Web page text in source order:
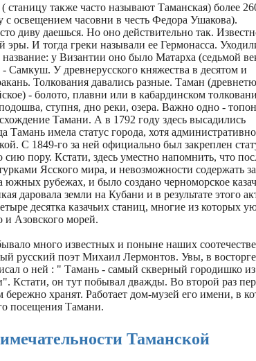
также часто называют Таманская) более
с освещением часовни в честь Федора Ушакова).
диву даешься. Но оно действительно так.
эры. И тогда греки называли ее Гермонасса.
название: у Византии оно было Матарха (седьмой
Самкуш. У древнерусского княжества в десятом и
Толкования давались разные. Таман
- болото, плавни или в кабардинском
ступня, дно реки, озера. Важно одно -
Тамани. А в 1792 году здесь высадились
Тамань имела статус города, хотя
С 1849-го за ней официально был закреплен
пору. Кстати, здесь уместно напомнить, что
Ясского мира, и невозможности содержать
южных рубежах, и было создано черноморское
даровала земли на Кубани и в результате этого
десятка казачьих станиц, многие из которых
и Азовского морей.
много известных и поныне наших
русский поэт Михаил Лермонтов. Увы, в
о ней : " Тамань - самый скверный городишко из
Кстати, он тут побывал дважды. Во второй раз
хранят. Работает дом-музей его имени, в
посещения Тамани.
Таманской